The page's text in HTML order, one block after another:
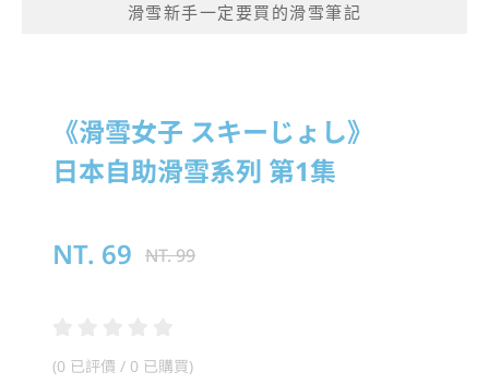
滑雪新手一定要買的滑雪筆記